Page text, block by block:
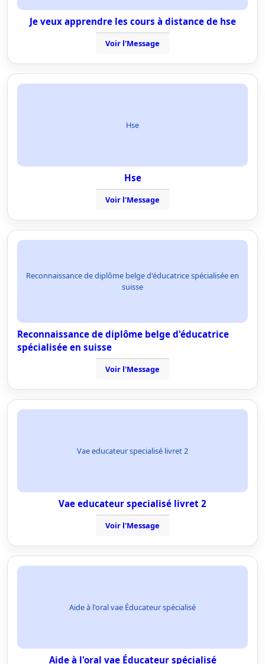
Je veux apprendre les cours à distance de hse
Voir l'Message
Hse
Hse
Voir l'Message
Reconnaissance de diplôme belge d'éducatrice spécialisée en
suisse
Reconnaissance de diplôme belge d'éducatrice
spécialisée en suisse
Voir l'Message
Vae educateur specialisé livret 2
Vae educateur specialisé livret 2
Voir l'Message
Aide à l'oral vae Éducateur spécialisé
Aide à l'oral vae Éducateur spécialisé